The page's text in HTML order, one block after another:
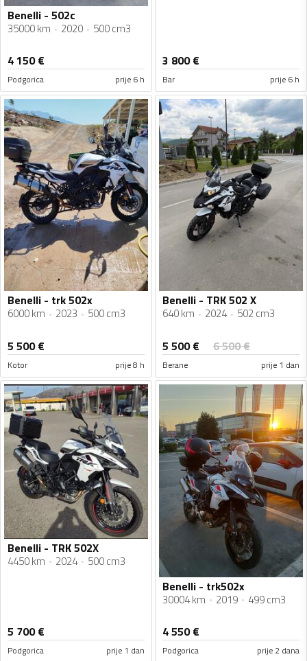
Benelli - 502c
35000 km 2020 500 cm3
4 150€
Podgorica prije 6 h
3 800€
Bar prije 6 h
Benelli - trk 502x
6000 km 2023 500 cm3
5 500€
Kotor prije 8 h
Benelli - TRK 502 X
640 km 2024 502 cm3
5 500€ 6 500€
Berane prije 1 dan
Benelli - TRK 502X
4450 km 2024 500 cm3
5 700€
Podgorica prije 1 dan
Benelli - trk502x
30004 km 2019 499 cm3
4 550€
Podgorica prije 2 dana